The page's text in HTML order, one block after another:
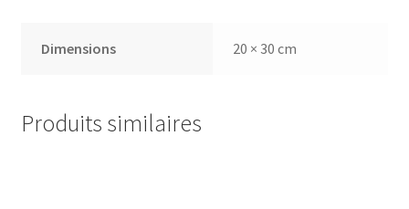
Dimensions 20 × 30 cm
Produits similaires